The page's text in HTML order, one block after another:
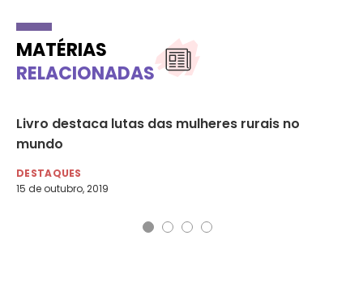
MATÉRIAS
RELACIONADAS
Livro destaca lutas das mulheres rurais no
mundo
DESTAQUES
15 de outubro, 2019